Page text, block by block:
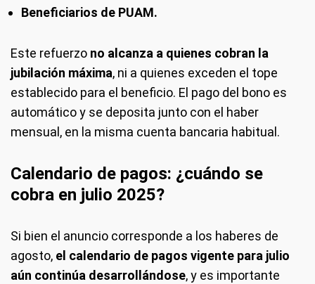
Beneficiarios de PUAM.
Este refuerzo no alcanza a quienes cobran la
jubilación máxima, ni a quienes exceden el tope
establecido para el beneficio. El pago del bono es
automático y se deposita junto con el haber
mensual, en la misma cuenta bancaria habitual.
Calendario de pagos: ¿cuándo se
cobra en julio 2025?
Si bien el anuncio corresponde a los haberes de
agosto, el calendario de pagos vigente para julio
aún continúa desarrollándose, y es importante